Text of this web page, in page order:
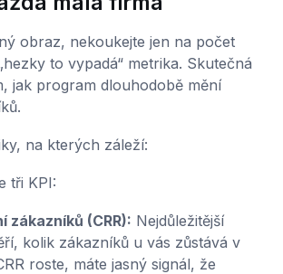
obraz, nekoukejte jen na počet
to vypadá“ metrika. Skutečná
jak program dlouhodobě mění
na kterých záleží:
tři KPI:
zákazníků (CRR): Nejdůležitější
kolik zákazníků u vás zůstává v
roste, máte jasný signál, že